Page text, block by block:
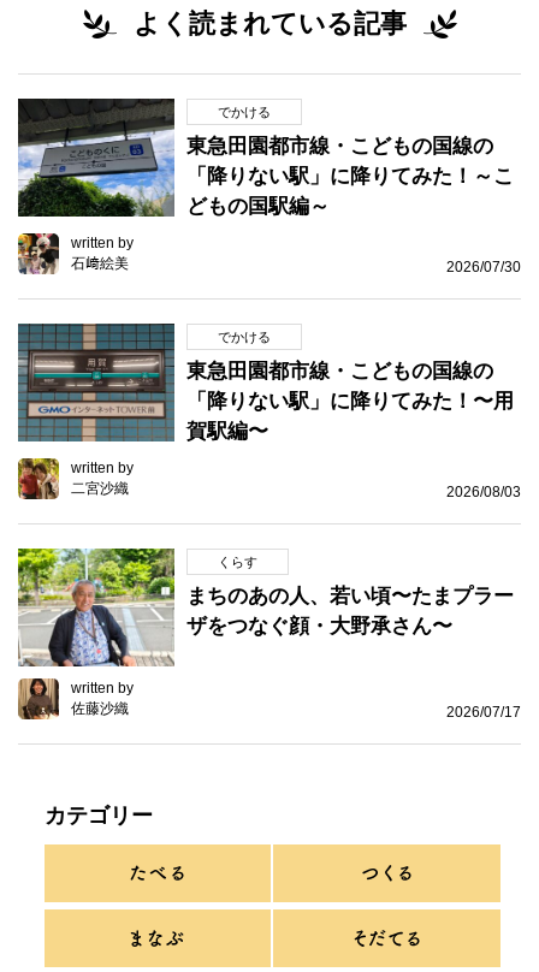
よく読まれている記事
でかける
東急田園都市線・こどもの国線の
「降りない駅」に降りてみた！～こ
どもの国駅編～
written by
石﨑絵美
2026/07/30
でかける
東急田園都市線・こどもの国線の
「降りない駅」に降りてみた！〜用
賀駅編〜
written by
二宮沙織
2026/08/03
くらす
まちのあの人、若い頃〜たまプラー
ザをつなぐ顔・大野承さん〜
written by
佐藤沙織
2026/07/17
カテゴリー